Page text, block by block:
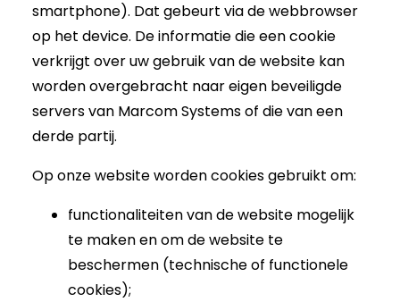
smartphone). Dat gebeurt via de webbrowser
op het device. De informatie die een cookie
verkrijgt over uw gebruik van de website kan
worden overgebracht naar eigen beveiligde
servers van Marcom Systems of die van een
derde partij.
Op onze website worden cookies gebruikt om:
functionaliteiten van de website mogelijk
te maken en om de website te
beschermen (technische of functionele
cookies);